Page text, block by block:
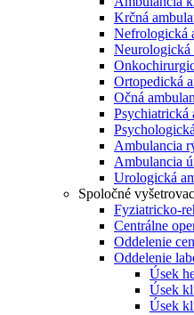
Krčná
Nefrologická
Neurologická
Ortopedická
Očná
Psychiatrická
Ambulancia
Ambulancia
Urologická
Spoločné
Fyziatricko-
Centrálne
Oddelenie
Oddelenie
Úsek
Úsek
Úsek